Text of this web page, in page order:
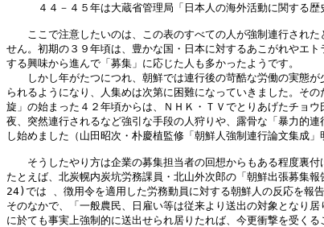
４４－４５年は大蔵省管理局「日本人の海外活動に関する歴
ここで注意したいのは、この表のすべての人が強制連行された
せん。初期の３９年頃は、豊かな国・日本に対するあこがれやエト
する興味から進んで「募集」に応じた人も多かったようです。
しかし年がたつにつれ、朝鮮では連行後の苛酷な労働の実態が
られるようになり、人集めは次第に困難になっていきました。その
旋」の始まった４２年頃からは、ＮＨＫ・ＴＶでとりあげたチョウ
夜、突然連行されるなど強引な手段の人狩りや、露骨な「暴力的連
し始めました（山田昭次・朴慶植監修「朝鮮人強制連行論文集成」
そうしたやり方は企業の募集担当者の回想からもある程度裏付
たとえば、北炭幌内炭坑労務課員・北山外次郎の「朝鮮出張募集
24)では 、徴用令を適用した労務動員に対する朝鮮人の反応を報告
そのなかで、「一般農民、日雇い等は従来より送出の対象となり居
に於ても事実上強制的に送出せられ居りたれば、今更衝撃を受くる